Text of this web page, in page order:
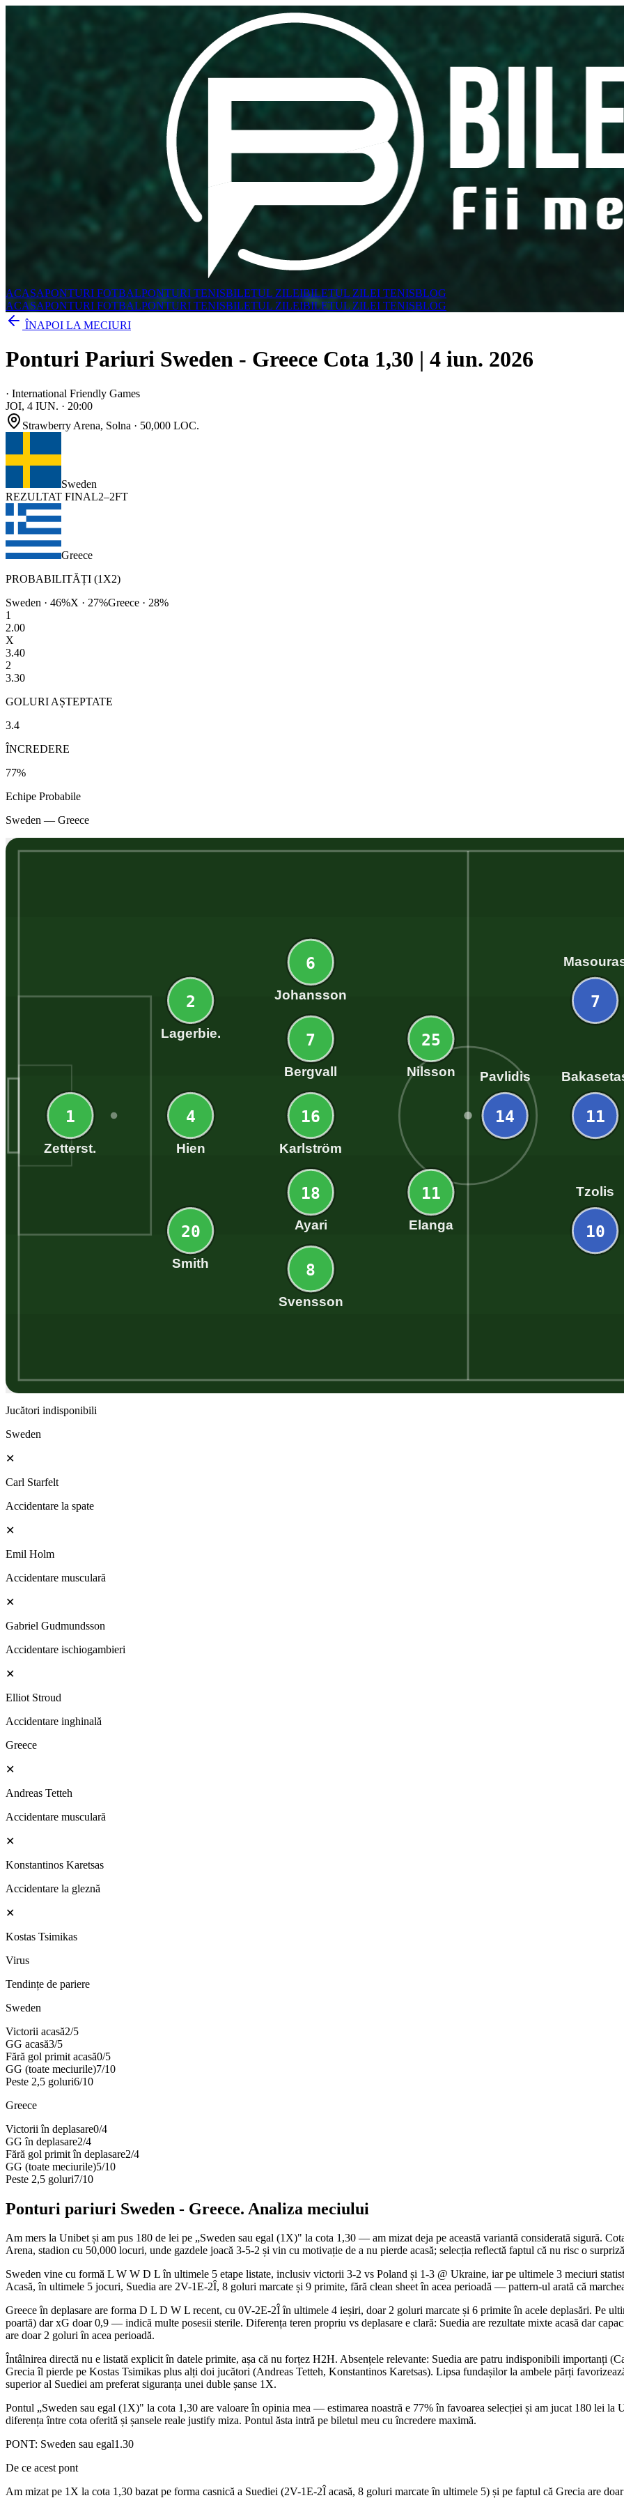
ACASAPONTURI FOTBALPONTURI TENISBILETUL ZILEIBILETUL ZILEI TENISBLOG
ACASAPONTURI FOTBALPONTURI TENISBILETUL ZILEIBILETUL ZILEI TENISBLOG
ÎNAPOI LA MECIURI
Ponturi Pariuri Sweden - Greece Cota 1,30 | 4 iun. 2026
· International Friendly Games
JOI, 4 IUN. · 20:00
Strawberry Arena, Solna · 50,000 LOC.
Sweden
REZULTAT FINAL2–2FT
Greece
PROBABILITĂȚI (1X2)
Sweden · 46%X · 27%Greece · 28%
1
2.00
X
3.40
2
3.30
GOLURI AȘTEPTATE
3.4
ÎNCREDERE
77%
Echipe Probabile
Sweden — Greece
1
Zetterst.
2
Lagerbie.
4
Hien
20
Smith
6
Johansson
7
Bergvall
16
Karlström
18
Ayari
8
Svensson
25
Nilsson
11
Elanga
7
11
10
Tzolis
14
Pavlidis
Jucători indisponibili
Sweden
✕
Carl Starfelt
Accidentare la spate
✕
Emil Holm
Accidentare musculară
✕
Gabriel Gudmundsson
Accidentare ischiogambieri
✕
Elliot Stroud
Accidentare inghinală
Greece
✕
Andreas Tetteh
Accidentare musculară
✕
Konstantinos Karetsas
Accidentare la gleznă
✕
Kostas Tsimikas
Virus
Tendințe de pariere
Sweden
Victorii acasă2/5
GG acasă3/5
Fără gol primit acasă0/5
GG (toate meciurile)7/10
Peste 2,5 goluri6/10
Greece
Victorii în deplasare0/4
GG în deplasare2/4
Fără gol primit în deplasare2/4
GG (toate meciurile)5/10
Peste 2,5 goluri7/10
Ponturi pariuri Sweden - Greece. Analiza meciului
Am mers la Unibet și am pus 180 de lei pe „Sweden sau egal (1X)" la cota 1,30 — am mizat deja pe această variantă considerată sigură.
Arena, stadion cu 50,000 locuri, unde gazdele joacă 3-5-2 și vin cu motivație de a nu pierde acasă; selecția reflectă faptul că nu risc o
Sweden vine cu formă L W W D L în ultimele 5 etape listate, inclusiv victorii 3-2 vs Poland și 1-3 @ Ukraine, iar pe ultimele 3 meciuri
Acasă, în ultimele 5 jocuri, Suedia are 2V-1E-2Î, 8 goluri marcate și 9 primite, fără clean sheet în acea perioadă — pattern-ul arată că
Greece în deplasare are forma D L D W L recent, cu 0V-2E-2Î în ultimele 4 ieșiri, doar 2 goluri marcate și 6 primite în acele deplasări. Pe
poartă) dar xG doar 0,9 — indică multe posesii sterile. Diferența teren propriu vs deplasare e clară: Suedia are rezultate mixte acasă dar
are doar 2 goluri în acea perioadă.
Întâlnirea directă nu e listată explicit în datele primite, așa că nu forțez H2H. Absențele relevante: Suedia are patru indisponibili importanți
Grecia îl pierde pe Kostas Tsimikas plus alți doi jucători (Andreas Tetteh, Konstantinos Karetsas). Lipsa fundașilor la ambele părți
superior al Suediei am preferat siguranța unei duble șanse 1X.
Pontul „Sweden sau egal (1X)" la cota 1,30 are valoare în opinia mea — estimarea noastră e 77% în favoarea selecției și am jucat 180 lei la
diferența între cota oferită și șansele reale justify miza. Pontul ăsta intră pe biletul meu cu încredere maximă.
PONT: Sweden sau egal1.30
De ce acest pont
Am mizat pe 1X la cota 1,30 bazat pe forma casnică a Suediei (2V-1E-2Î acasă, 8 goluri marcate în ultimele 5) și pe faptul că Grecia are